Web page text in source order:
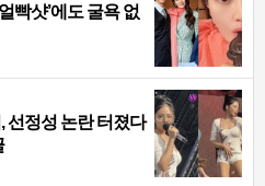
빡샷’에도 굴욕 없
정성 논란 터졌다